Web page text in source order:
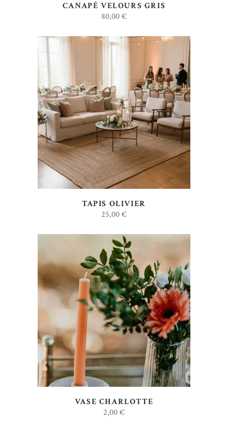
CANAPÉ VELOURS GRIS
80,00€
AJOUTER AU DEVIS
TAPIS OLIVIER
25,00€
AJOUTER AU DEVIS
VASE CHARLOTTE
2,00€